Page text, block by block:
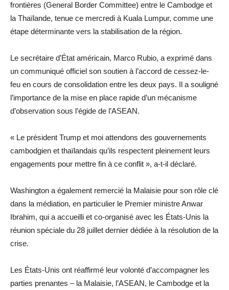
frontières (General Border Committee) entre le Cambodge et
la Thaïlande, tenue ce mercredi à Kuala Lumpur, comme une
étape déterminante vers la stabilisation de la région.
Le secrétaire d’État américain, Marco Rubio, a exprimé dans
un communiqué officiel son soutien à l’accord de cessez-le-
feu en cours de consolidation entre les deux pays. Il a souligné
l’importance de la mise en place rapide d’un mécanisme
d’observation sous l’égide de l’ASEAN.
« Le président Trump et moi attendons des gouvernements
cambodgien et thaïlandais qu’ils respectent pleinement leurs
engagements pour mettre fin à ce conflit », a-t-il déclaré.
Washington a également remercié la Malaisie pour son rôle clé
dans la médiation, en particulier le Premier ministre Anwar
Ibrahim, qui a accueilli et co-organisé avec les États-Unis la
réunion spéciale du 28 juillet dernier dédiée à la résolution de la
crise.
Les États-Unis ont réaffirmé leur volonté d’accompagner les
parties prenantes – la Malaisie, l’ASEAN, le Cambodge et la